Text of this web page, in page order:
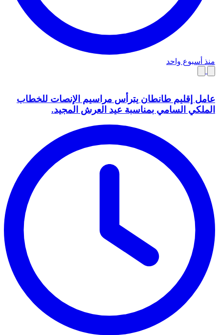
منذ أسبوع واحد
عامل إقليم طانطان يترأس مراسيم الإنصات للخطاب
الملكي السامي بمناسبة عيد العرش المجيد.